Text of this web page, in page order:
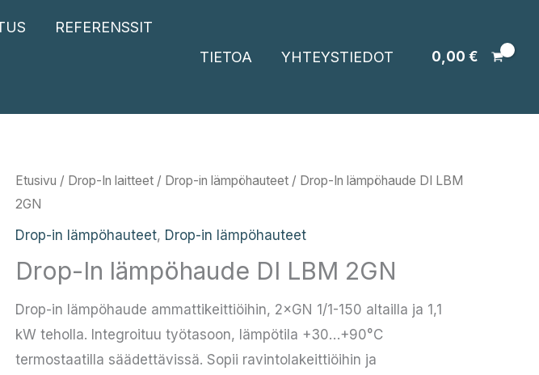
REFERENSSIT
TIETOA YHTEYSTIEDOT 0,00 €
Etusivu / Drop-In laitteet / Drop-in lämpöhauteet / Drop-In lämpöhaude DI LBM
2GN
Drop-in lämpöhauteet, Drop-in lämpöhauteet
Drop-In lämpöhaude DI LBM 2GN
Drop-in lämpöhaude ammattikeittiöihin, 2×GN 1/1-150 altailla ja 1,1
kW teholla. Integroituu työtasoon, lämpötila +30…+90°C
termostaatilla säädettävissä. Sopii ravintolakeittiöihin ja